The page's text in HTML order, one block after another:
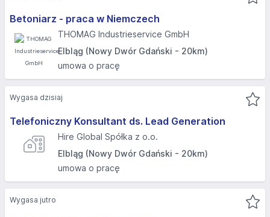
Betoniarz - praca w Niemczech
THOMAG Industrieservice GmbH
Elbląg (Nowy Dwór Gdański - 20km)
umowa o pracę
Telefoniczny Konsultant ds. Lead Generation
Hire Global Spółka z o.o.
Elbląg (Nowy Dwór Gdański - 20km)
umowa o pracę
Wygasa dzisiaj
Wygasa jutro